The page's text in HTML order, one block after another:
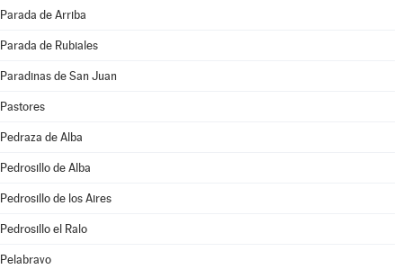
Parada de Arriba
Parada de Rubiales
Paradinas de San Juan
Pastores
Pedraza de Alba
Pedrosillo de Alba
Pedrosillo de los Aires
Pedrosillo el Ralo
Pelabravo